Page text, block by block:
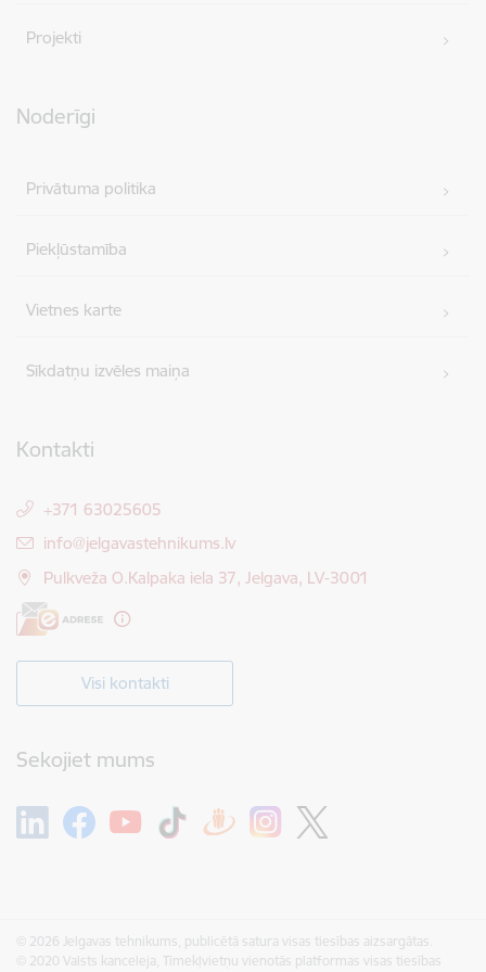
Projekti
Noderīgi
Privātuma politika
Piekļūstamība
Vietnes karte
Sīkdatņu izvēles maiņa
Kontakti
+371 63025605
E-pasts:
info@jelgavastehnikums.lv
Pulkveža O.Kalpaka iela 37, Jelgava, LV-3001
Visi kontakti
Sekojiet mums
© 2026 Jelgavas tehnikums, publicētā satura visas tiesības aizsargātas.
© 2020 Valsts kanceleja, Tīmekļvietņu vienotās platformas visas tiesības